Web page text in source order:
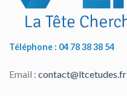
Téléphone : 04 78 38 38 54
Email : contact@ltcetudes.fr